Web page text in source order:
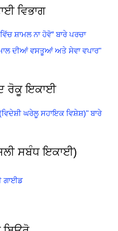
ਵਿਭਾਗ
ਸ਼ਾਮਲ ਨਾ ਹੋਵੋ” ਬਾਰੇ ਪਰਚਾ
ਦੀਆਂ ਵਸਤੂਆਂ ਅਤੇ ਸੇਵਾ ਵਪਾਰ"
ਰੋਕੂ ਇਕਾਈ
ਘਰੇਲੂ ਸਹਾਇਕ ਵਿਸ਼ੇਸ਼)" ਬਾਰੇ
ਸਬੰਧ ਇਕਾਈ)
ਗਾਈਡ